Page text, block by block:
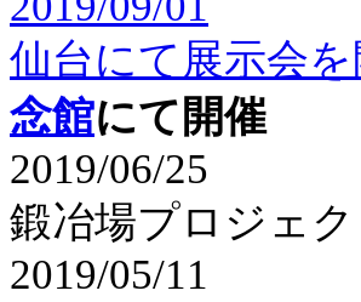
仙台にて展示会
念館にて開催
2019/06/25
鍛冶場プロジェ
2019/05/11